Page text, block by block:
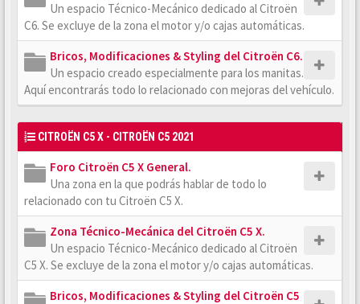
Un espacio Técnico-Mecánico dedicado al Citroën
C6. Se excluye de la zona el motor y/o cajas automáticas.
Bricos, Modificaciones & Styling del Citroën C6.
Un espacio creado especialmente para los manitas.
Aquí encontrarás todo lo relacionado con mejoras del vehículo.
CITROËN C5 X - CITROËN C5 2021
Foro Citroën C5 X General.
Una zona en la que podrás hablar de todo lo
relacionado con tu Citroën C5 X.
Zona Técnico-Mecánica del Citroën C5 X.
Un espacio Técnico-Mecánico dedicado al Citroën
C5 X. Se excluye de la zona el motor y/o cajas automáticas.
Bricos, Modificaciones & Styling del Citroën C5